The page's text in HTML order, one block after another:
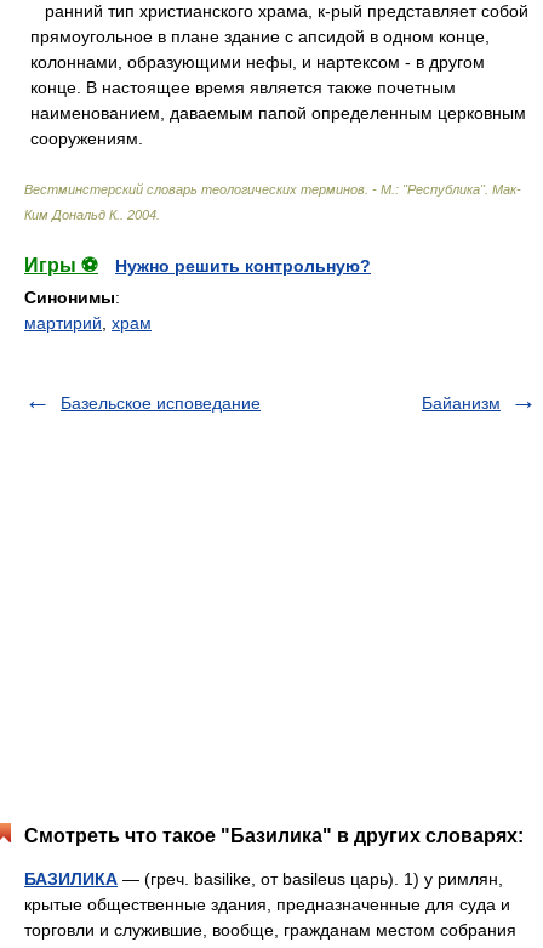
ранний тип христианского храма, к-рый представляет собой
прямоугольное в плане здание с апсидой в одном конце,
колоннами, образующими нефы, и нартексом - в другом
конце. В настоящее время является также почетным
наименованием, даваемым папой определенным церковным
сооружениям.
Вестминстерский словарь теологических терминов. - М.: "Республика". Мак-
Ким Дональд К.
2004
Игры ⚽
Нужно решить контрольную?
Синонимы:
мартирий храм
Базельское исповедание Байанизм
Смотреть что такое "Базилика" в других словарях:
БАЗИЛИКА — (греч. basilike, от basileus царь). 1) у римлян,
крытые общественные здания, предназначенные для суда и
торговли и служившие, вообще, гражданам местом собрания